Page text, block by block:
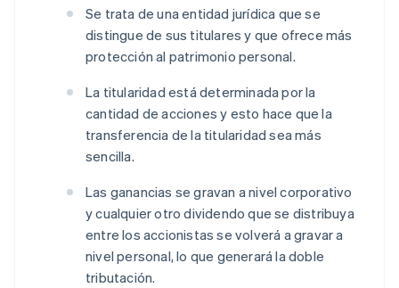
Se trata de una entidad jurídica que se
distingue de sus titulares y que ofrece más
protección al patrimonio personal.
La titularidad está determinada por la
cantidad de acciones y esto hace que la
transferencia de la titularidad sea más
sencilla.
Las ganancias se gravan a nivel corporativo
y cualquier otro dividendo que se distribuya
entre los accionistas se volverá a gravar a
nivel personal, lo que generará la doble
tributación.